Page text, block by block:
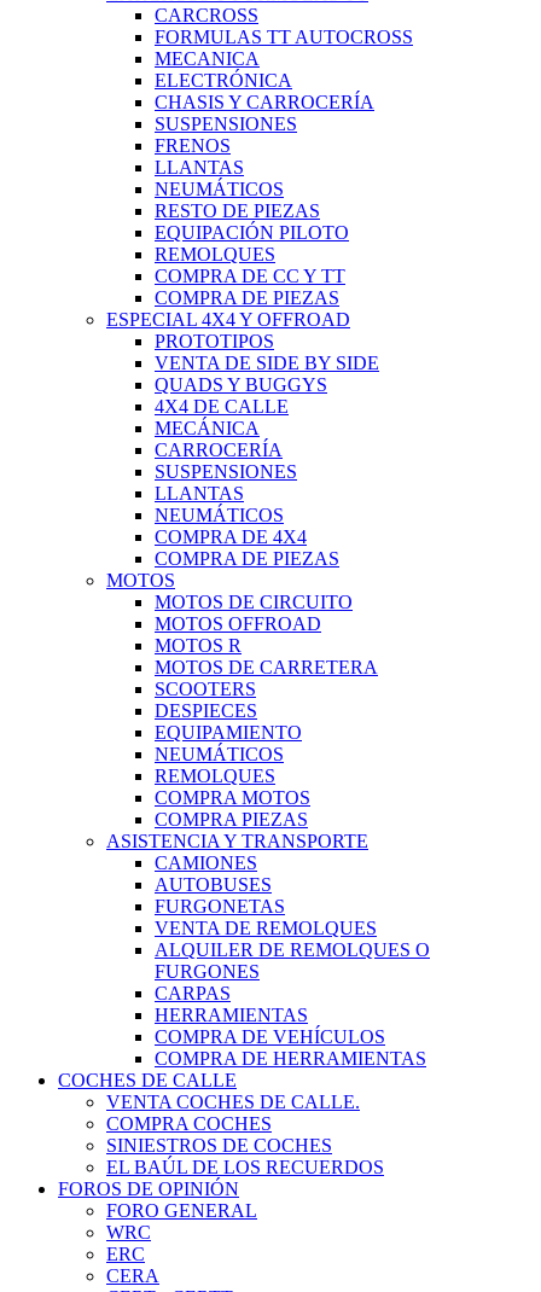
CARCROSS
FORMULAS TT AUTOCROSS
MECANICA
ELECTRÓNICA
CHASIS Y CARROCERÍA
SUSPENSIONES
FRENOS
LLANTAS
NEUMÁTICOS
RESTO DE PIEZAS
EQUIPACIÓN PILOTO
REMOLQUES
COMPRA DE CC Y TT
COMPRA DE PIEZAS
ESPECIAL 4X4 Y OFFROAD
PROTOTIPOS
VENTA DE SIDE BY SIDE
QUADS Y BUGGYS
4X4 DE CALLE
MECÁNICA
CARROCERÍA
SUSPENSIONES
LLANTAS
NEUMÁTICOS
COMPRA DE 4X4
COMPRA DE PIEZAS
MOTOS
MOTOS DE CIRCUITO
MOTOS OFFROAD
MOTOS R
MOTOS DE CARRETERA
SCOOTERS
DESPIECES
EQUIPAMIENTO
NEUMÁTICOS
REMOLQUES
COMPRA MOTOS
COMPRA PIEZAS
ASISTENCIA Y TRANSPORTE
CAMIONES
AUTOBUSES
FURGONETAS
VENTA DE REMOLQUES
ALQUILER DE REMOLQUES O
FURGONES
CARPAS
HERRAMIENTAS
COMPRA DE VEHÍCULOS
COMPRA DE HERRAMIENTAS
COCHES DE CALLE
VENTA COCHES DE CALLE.
COMPRA COCHES
SINIESTROS DE COCHES
EL BAÚL DE LOS RECUERDOS
FOROS DE OPINIÓN
FORO GENERAL
WRC
ERC
CERA